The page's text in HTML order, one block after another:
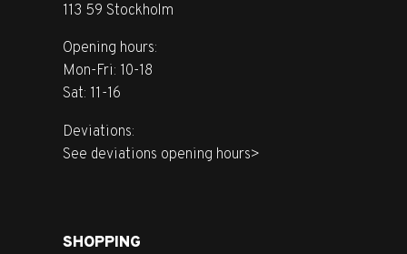
113 59 Stockholm
Opening hours:
Mon-Fri: 10-18
Sat: 11-16
Deviations:
See deviations opening hours>
SHOPPING